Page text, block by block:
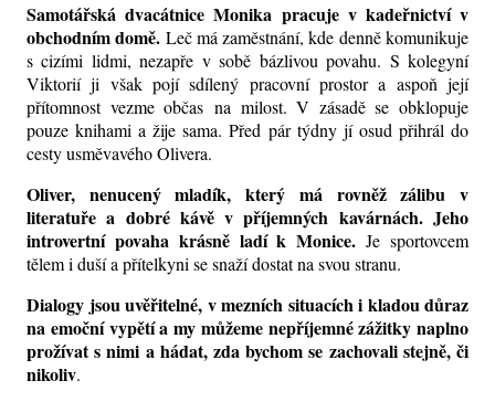
Samotářská dvacátnice Monika pracuje v kadeřnictví v
obchodním domě. Leč má zaměstnání, kde denně komunikuje
s cizími lidmi, nezapře v sobě bázlivou povahu. S kolegyní
Viktorií ji však pojí sdílený pracovní prostor a aspoň její
přítomnost vezme občas na milost. V zásadě se obklopuje
pouze knihami a žije sama. Před pár týdny jí osud přihrál do
cesty usměvavého Olivera.
Oliver, nenucený mladík, který má rovněž zálibu v
literatuře a dobré kávě v příjemných kavárnách. Jeho
introvertní povaha krásně ladí k Monice. Je sportovcem
tělem i duší a přítelkyni se snaží dostat na svou stranu.
Dialogy jsou uvěřitelné, v mezních situacích i kladou důraz
na emoční vypětí a my můžeme nepříjemné zážitky naplno
prožívat s nimi a hádat, zda bychom se zachovali stejně, či
nikoliv.